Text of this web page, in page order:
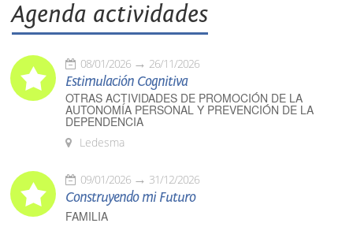
Agenda actividades
08/01/2026 26/11/2026
Estimulación Cognitiva
OTRAS ACTIVIDADES DE PROMOCIÓN DE LA
AUTONOMÍA PERSONAL Y PREVENCIÓN DE LA
DEPENDENCIA
Ledesma
09/01/2026 31/12/2026
Construyendo mi Futuro
FAMILIA